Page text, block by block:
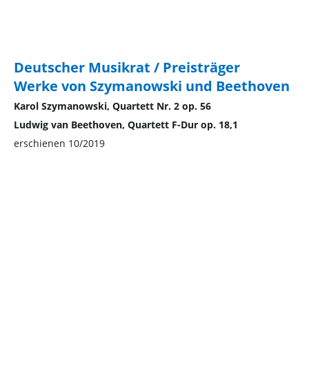
Deutscher Musikrat / Preisträger
Werke von Szymanowski und Beethoven
Karol Szymanowski, Quartett Nr. 2 op. 56
Ludwig van Beethoven, Quartett F-Dur op. 18,1
erschienen 10/2019